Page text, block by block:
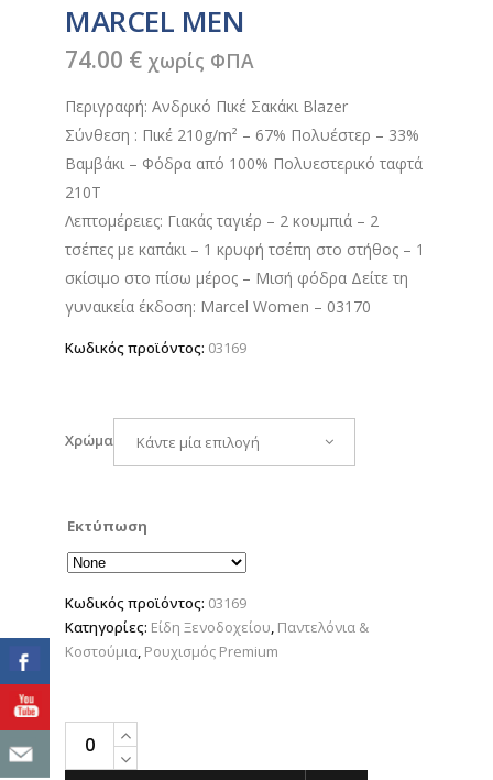
MARCEL MEN
74.00 € χωρίς ΦΠΑ
Περιγραφή: Ανδρικό Πικέ Σακάκι Blazer
Σύνθεση : Πικέ 210g/m² – 67% Πολυέστερ – 33%
Βαμβάκι – Φόδρα από 100% Πολυεστερικό ταφτά
210T
Λεπτομέρειες: Γιακάς ταγιέρ – 2 κουμπιά – 2
τσέπες με καπάκι – 1 κρυφή τσέπη στο στήθος – 1
σκίσιμο στο πίσω μέρος – Μισή φόδρα Δείτε τη
γυναικεία έκδοση: Marcel Women – 03170
Κωδικός προϊόντος: 03169
Χρώμα Κάντε μία επιλογή
Εκτύπωση
Κωδικός προϊόντος: 03169
Κατηγορίες: Είδη Ξενοδοχείου Παντελόνια &
Κοστούμια Ρουχισμός Premium
MARCEL